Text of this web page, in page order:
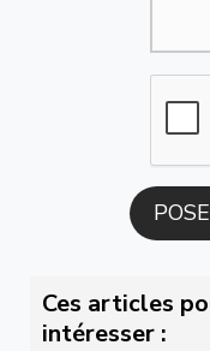
Ces articles
intéresser :